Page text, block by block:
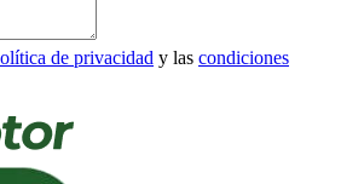
de privacidad y las condiciones